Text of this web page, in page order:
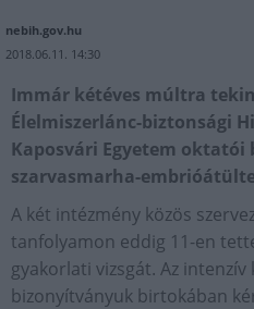
nebih.gov.hu
2018.06.11. 14:30
Immár kétéves múltra
Élelmiszerlánc-biztonsági
Kaposvári Egyetem
szarvasmarha-
A két intézmény közös
tanfolyamon eddig 11-en
gyakorlati vizsgát. Az
bizonyítványuk birtokában